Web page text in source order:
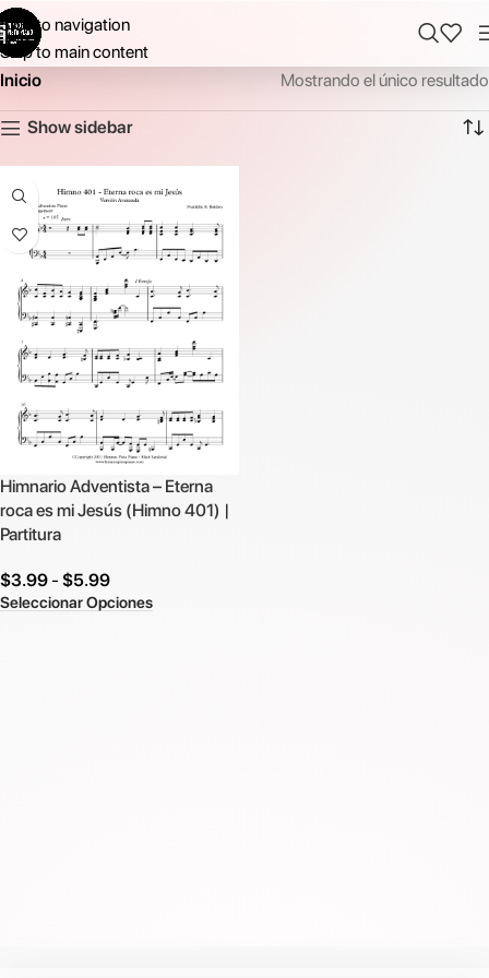
Skip to navigation
Skip to main content
Inicio
Mostrando el único resultado
Show sidebar
Himnario Adventista – Eterna
roca es mi Jesús (Himno 401) |
Partitura
$3.99- $5.99
Seleccionar Opciones